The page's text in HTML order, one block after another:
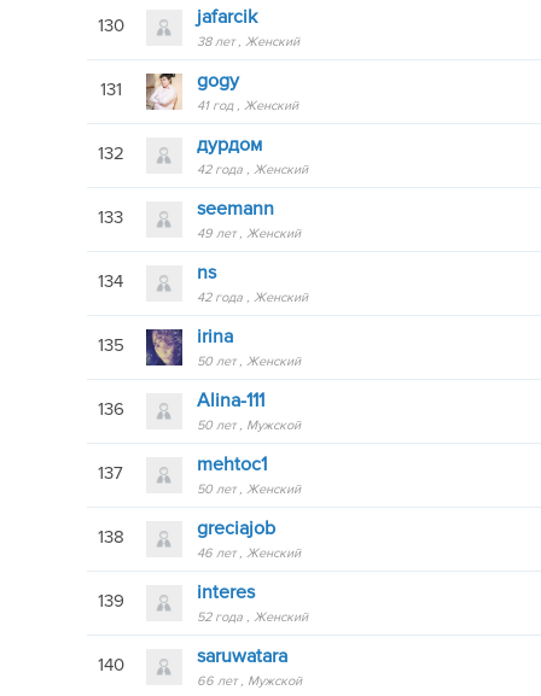
130 jafarcik
38 лет Женский
131 gogy
41 год Женский
132 дурдом
42 года Женский
133 seemann
49 лет Женский
134 ns
42 года Женский
135 irina
50 лет Женский
136 Alina-111
50 лет Мужской
137 mehtoc1
50 лет Женский
138 greciajob
46 лет Женский
139 interes
52 года Женский
140 saruwatara
66 лет Мужской